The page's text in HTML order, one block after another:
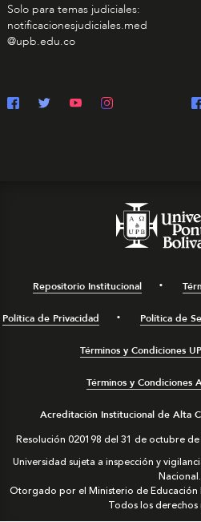
Solo para temas judiciales:
notificacionesjudiciales.med
@upb.edu.co
Repositorio Institucional
Política de Privacidad Política de
Términos y Condiciones
Términos y Condiciones
Acreditación Institucional de Alta
Resolución 020198 del 31 de octubre
Universidad sujeta a inspección y
Nacional.
Otorgado por el Ministerio de Educación
Todos los